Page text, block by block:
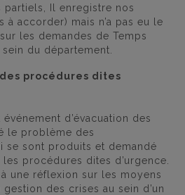
partiels, Il enregistre nos
à accorder) mais n’a pas eu le
les demandes de Temps
du département.
procédures dites
d’évacuation des
le problème des
se sont produits et demandé
procédures dites d’urgence.
à une réflexion sur les moyens
des crises au sein d’un